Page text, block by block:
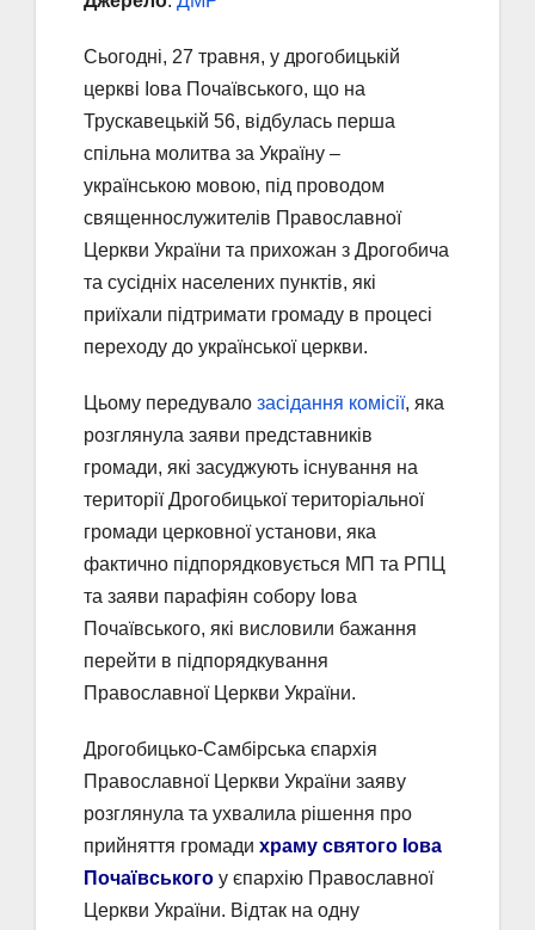
Сьогодні, 27 травня, у дрогобицькій
церкві Іова Почаївського, що на
Трускавецькій 56, відбулась перша
спільна молитва за Україну –
українською мовою, під проводом
священнослужителів Православної
Церкви України та прихожан з Дрогобича
та сусідніх населених пунктів, які
приїхали підтримати громаду в процесі
переходу до української церкви.
Цьому передувало засідання комісії, яка
розглянула заяви представників
громади, які засуджують існування на
території Дрогобицької територіальної
громади церковної установи, яка
фактично підпорядковується МП та РПЦ
та заяви парафіян собору Іова
Почаївського, які висловили бажання
перейти в підпорядкування
Православної Церкви України.
Дрогобицько-Самбірська єпархія
Православної Церкви України заяву
розглянула та ухвалила рішення про
прийняття громади храму святого Іова
Почаївського у єпархію Православної
Церкви України. Відтак на одну